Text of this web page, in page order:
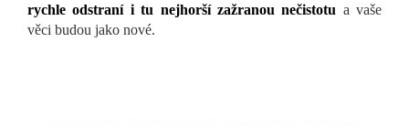
rychle odstraní i tu nejhorší zažranou nečistotu a vaše
věci budou jako nové.